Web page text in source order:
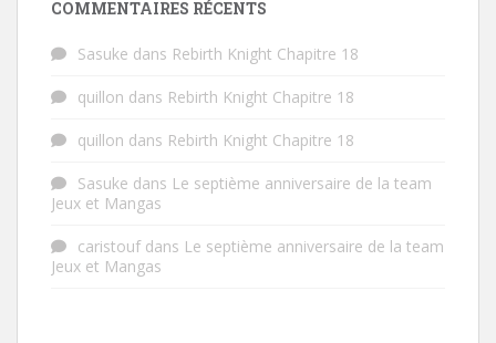
COMMENTAIRES RÉCENTS
Sasuke dans Rebirth Knight Chapitre 18
quillon dans Rebirth Knight Chapitre 18
quillon dans Rebirth Knight Chapitre 18
Sasuke dans Le septième anniversaire de la team
Jeux et Mangas
caristoufdans Le septième anniversaire de la team
Jeux et Mangas